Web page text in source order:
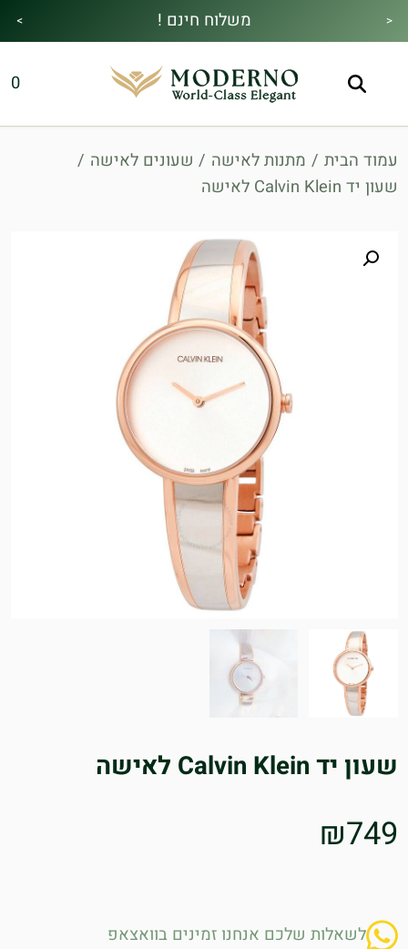
< משלוח חינם !
מתנה מיוחדת בכל בקנייה !
הנחה!בהקשת קוד קופון👇
>
0
עמוד הבית / מתנות לאישה / שעונים לאישה /
שעון יד Calvin Klein לאישה
שעון יד Calvin Klein לאישה
₪749
לשאלות שלכם אנחנו זמינים בוואצאפ